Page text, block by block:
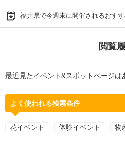
福井県で今週末に開催されるおす
閲覧
最近見たイベント&スポットページは
よく使われる検索条件
花イベント 体験イベント 物